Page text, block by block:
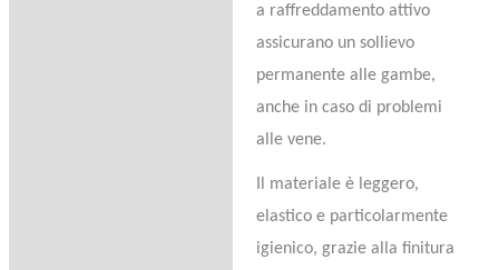
a raffreddamento attivo
assicurano un sollievo
permanente alle gambe,
anche in caso di problemi
alle vene.
Il materiale è leggero,
elastico e particolarmente
igienico, grazie alla finitura